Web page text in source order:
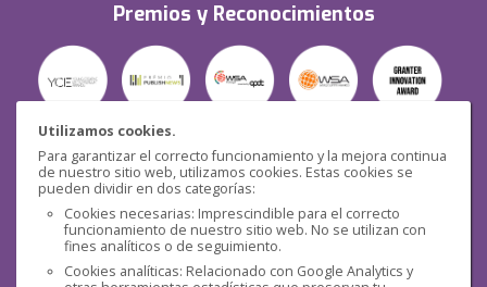
Utilizamos cookies.
Para garantizar el correcto funcionamiento y la mejora continua
de nuestro sitio web, utilizamos cookies. Estas cookies se
pueden dividir en dos categorías:
Cookies necesarias: Imprescindible para el correcto
funcionamiento de nuestro sitio web. No se utilizan con
fines analíticos o de seguimiento.
Cookies analíticas: Relacionado con Google Analytics y
Premios y Reconocimientos
Seguridad